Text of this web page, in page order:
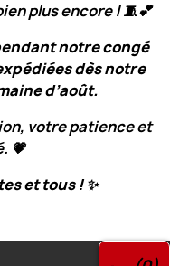
plus encore ! 🧵💕
notre congé
dès notre
d’août.
votre patience et
💗
et tous !✨